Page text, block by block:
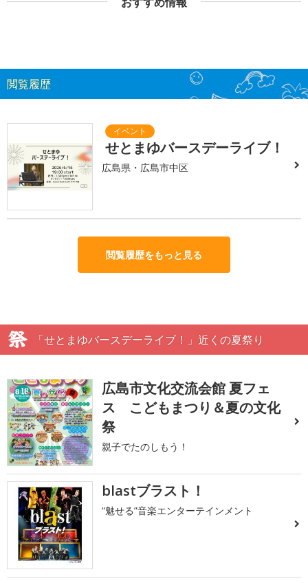
閲覧履歴
せとまゆバースデーライブ！
広島県・広島市中区
閲覧履歴をもっと見る
「せとまゆバースデーライブ！」近くの夏祭り
広島市文化交流会館 夏フェ
ス こどもまつり＆夏の文化
祭
親子でたのしもう！
blastブラスト！
“魅せる”音楽エンターテインメント